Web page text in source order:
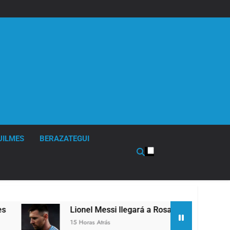
BERAZATEGUI
Lionel Messi llegará a Rosario para despedir a su
15 Horas Atrás